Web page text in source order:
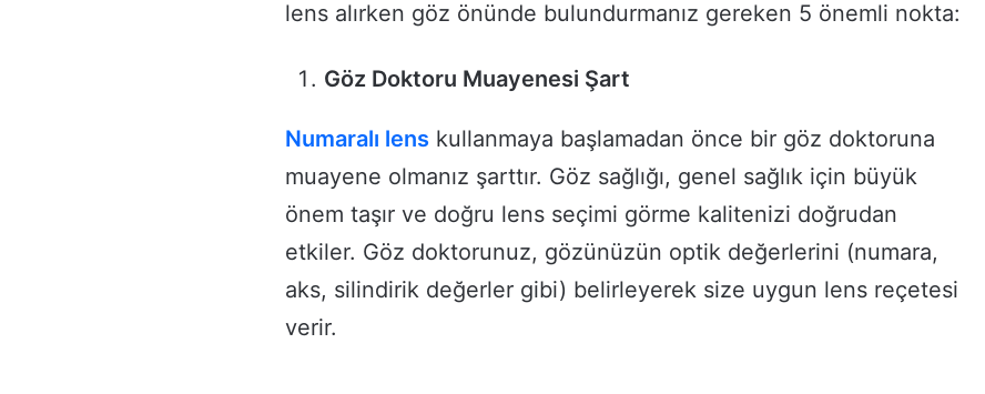
lens alırken göz önünde bulundurmanız gereken 5 önemli nokta:
Göz Doktoru Muayenesi Şart
Numaralı lens kullanmaya başlamadan önce bir göz doktoruna
muayene olmanız şarttır. Göz sağlığı, genel sağlık için büyük
önem taşır ve doğru lens seçimi görme kalitenizi doğrudan
etkiler. Göz doktorunuz, gözünüzün optik değerlerini (numara,
aks, silindirik değerler gibi) belirleyerek size uygun lens reçetesi
verir.